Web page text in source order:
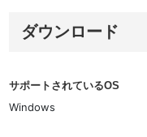
ダウンロード
サポートされているOS
Windows